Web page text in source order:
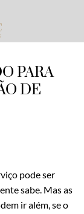
PARA
DE
pode ser
sabe. Mas as
ir além, se o